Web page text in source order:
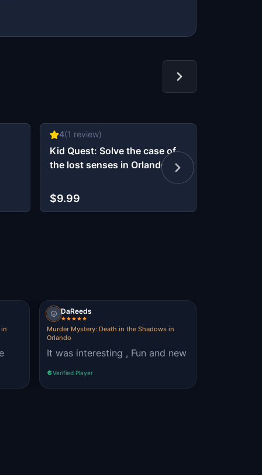
4(1 review)
Kid Quest: Solve the case of
the lost senses in Orlando
$9.99
DaReeds
Murder Mystery: Death in the Shadows in
Orlando
It was interesting , Fun and new
Verified Player